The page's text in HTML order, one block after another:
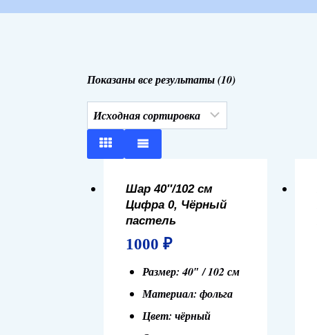
Показаны все результаты (10)
Шар 40″/102 см
Цифра 0, Чёрный
пастель
1000 ₽
Размер: 40″ / 102 см
Материал: фольга
Цвет: чёрный